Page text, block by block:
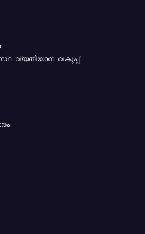
വ്യതിയാന വകുപ്പ്